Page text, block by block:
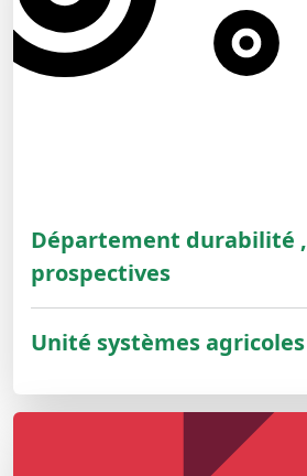
Département durabilité
prospectives
Unité systèmes agricoles